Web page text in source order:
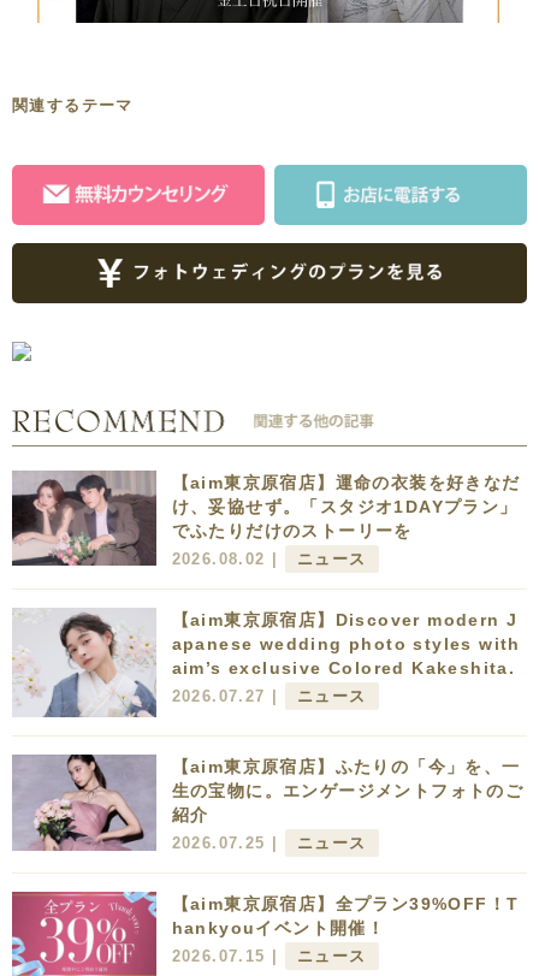
関連するテーマ
【aim東京原宿店】運命の衣装を好きなだ
け、妥協せず。「スタジオ1DAYプラン」
でふたりだけのストーリーを
2026.08.02 | ニュース
【aim東京原宿店】Discover modern J
apanese wedding photo styles with
aim’s exclusive Colored Kakeshita.
2026.07.27 | ニュース
【aim東京原宿店】ふたりの「今」を、一
生の宝物に。エンゲージメントフォトのご
紹介
2026.07.25 | ニュース
【aim東京原宿店】全プラン39%OFF！T
hankyouイベント開催！
2026.07.15 | ニュース